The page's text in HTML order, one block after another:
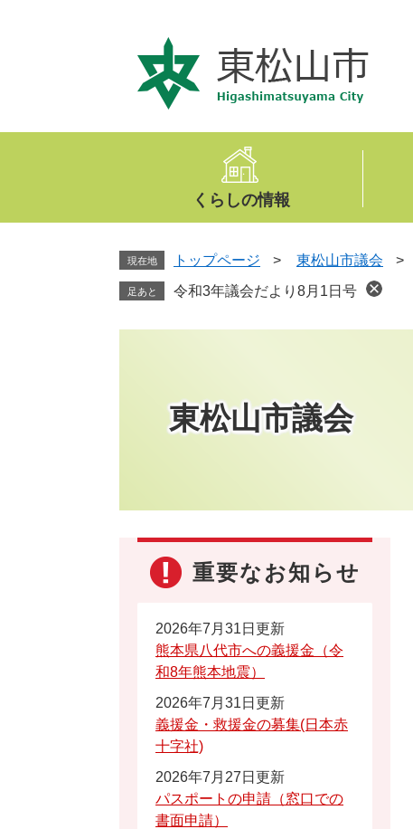
文
くらしの情報
現在地 トップページ > 東松山市議会 >
足あと 令和3年議会だより8月1日号
東松山市議会
重要なお知らせ
2026年7月31日更新
熊本県八代市への義援金（令
和8年熊本地震）
2026年7月31日更新
義援金・救援金の募集(日本赤
十字社)
2026年7月27日更新
パスポートの申請（窓口での
書面申請）